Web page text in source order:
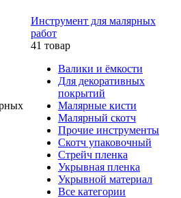
Инструмент для малярных
работ
41 товар
Валики и ёмкости
Для декоративных
покрытий
Малярные кисти
Малярный скотч
Прочие инструменты
Скотч упаковочный
Стрейч пленка
Укрывная пленка
Укрывной материал
Все категории